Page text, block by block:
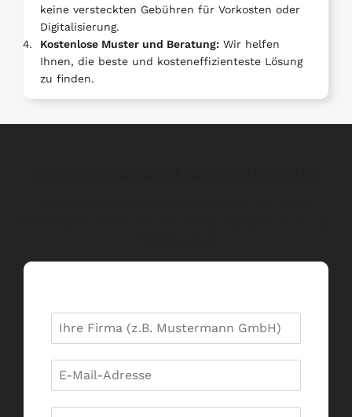
keine versteckten Gebühren für Vorkosten oder
Digitalisierung.
Kostenlose Muster und Beratung: Wir helfen
Ihnen, die beste und kosteneffizienteste Lösung
zu finden.